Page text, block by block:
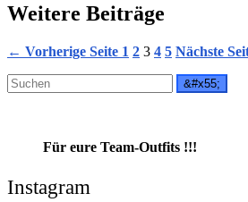
Weitere Beiträge
← Vorherige Seite 1 2 3 4 5 Nächste
Für eure Team-Outfits !!!
Instagram